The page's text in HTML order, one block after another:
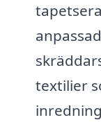
textilier